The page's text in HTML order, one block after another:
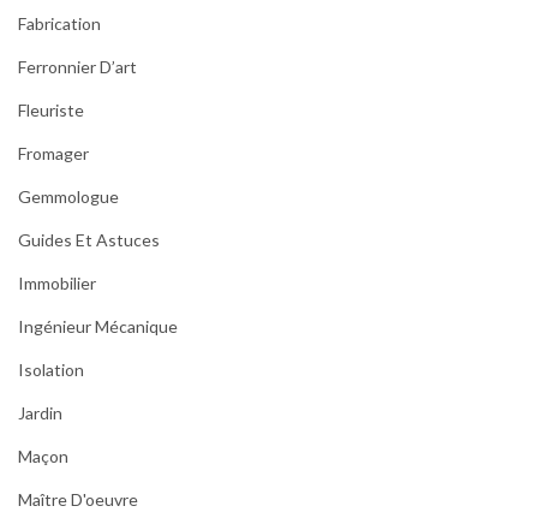
Fabrication
Ferronnier D’art
Fleuriste
Fromager
Gemmologue
Guides Et Astuces
Immobilier
Ingénieur Mécanique
Isolation
Jardin
Maçon
Maître D'oeuvre